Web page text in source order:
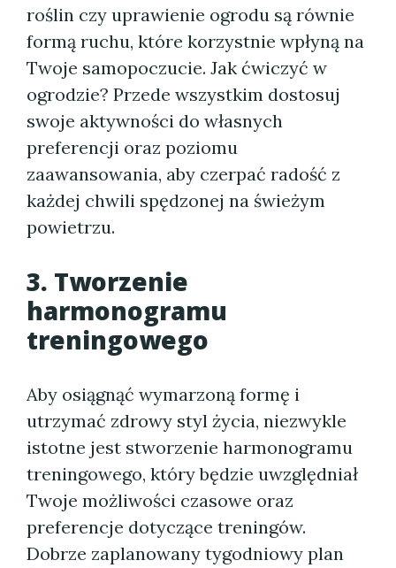
roślin czy uprawienie ogrodu są równie
formą ruchu, które korzystnie wpłyną na
Twoje samopoczucie. Jak ćwiczyć w
ogrodzie? Przede wszystkim dostosuj
swoje aktywności do własnych
preferencji oraz poziomu
zaawansowania, aby czerpać radość z
każdej chwili spędzonej na świeżym
powietrzu.
3. Tworzenie
harmonogramu
treningowego
Aby osiągnąć wymarzoną formę i
utrzymać zdrowy styl życia, niezwykle
istotne jest stworzenie harmonogramu
treningowego, który będzie uwzględniał
Twoje możliwości czasowe oraz
preferencje dotyczące treningów.
Dobrze zaplanowany tygodniowy plan